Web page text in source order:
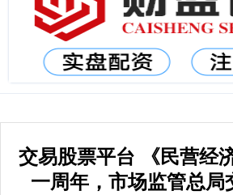
交易股票平台 《民营经
一周年，市场监管总局